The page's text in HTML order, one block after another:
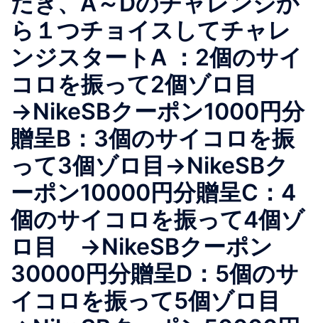
ら１つチョイスしてチャレ
ンジスタートA ：2個のサイ
コロを振って2個ゾロ目
→NikeSBクーポン1000円分
贈呈B：3個のサイコロを振
って3個ゾロ目→NikeSBク
ーポン10000円分贈呈C：4
個のサイコロを振って4個ゾ
ロ目 →NikeSBクーポン
30000円分贈呈D：5個のサ
イコロを振って5個ゾロ目